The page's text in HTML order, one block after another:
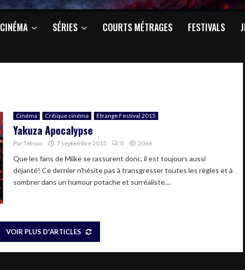
CINÉMA SÉRIES COURTS MÉTRAGES FESTIVALS
Cinéma Critique cinéma Etrange Festival 2015
Yakuza Apocalypse
ParTetsuo 7 septembre 2015 0 2066
Que les fans de Miike se rassurent donc, il est toujours aussi
déjanté! Ce dernier n’hésite pas à transgresser toutes les règles et à
sombrer dans un humour potache et surréaliste....
VOIR PLUS D'ARTICLES